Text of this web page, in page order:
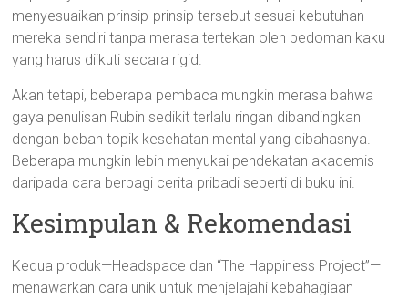
menyesuaikan prinsip-prinsip tersebut sesuai kebutuhan
mereka sendiri tanpa merasa tertekan oleh pedoman kaku
yang harus diikuti secara rigid.
Akan tetapi, beberapa pembaca mungkin merasa bahwa
gaya penulisan Rubin sedikit terlalu ringan dibandingkan
dengan beban topik kesehatan mental yang dibahasnya.
Beberapa mungkin lebih menyukai pendekatan akademis
daripada cara berbagi cerita pribadi seperti di buku ini.
Kesimpulan & Rekomendasi
Kedua produk—Headspace dan “The Happiness Project”—
menawarkan cara unik untuk menjelajahi kebahagiaan